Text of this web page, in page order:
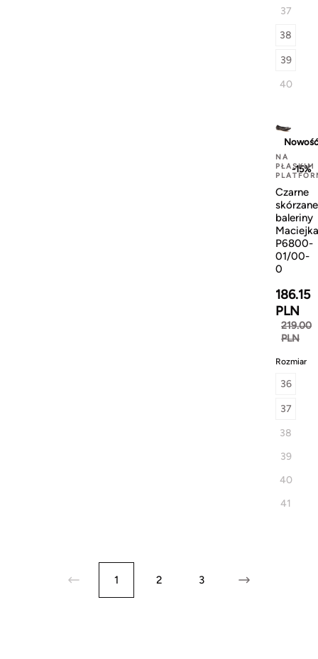
37
38
39
40
Nowość
-15%
NA
PŁASKIM
Czarne
skórzane
baleriny
Maciejka
P6800-
01/00-
0
186.15
PLN
219.00
PLN
Rozmiar
36
37
38
39
40
41
1 2 3